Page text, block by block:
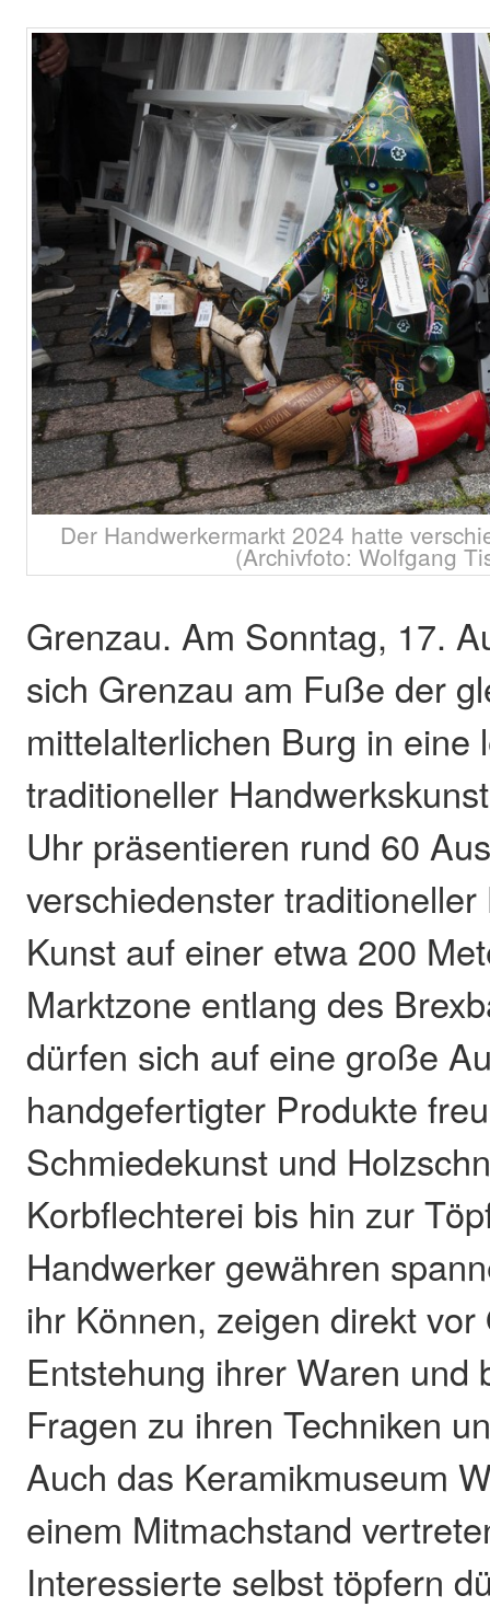
Der Handwerkermarkt 2024 hatte
(Archivfoto: Wolfgang
Grenzau. Am Sonntag, 17.
sich Grenzau am Fuße der
mittelalterlichen Burg in eine
traditioneller
Uhr präsentieren rund 60
verschiedenster
Kunst auf einer etwa 200
Marktzone entlang des
dürfen sich auf eine große
handgefertigter Produkte
Schmiedekunst und
Korbflechterei bis hin zur
Handwerker gewähren
ihr Können, zeigen direkt vor
Entstehung ihrer Waren und
Fragen zu ihren Techniken
Auch das Keramikmuseum
einem Mitmachstand
Interessierte selbst töpfern